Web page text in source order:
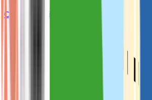
Cannabis Blüten